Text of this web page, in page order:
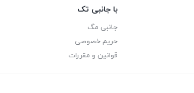
با جانبی تک
جانبی مگ
حریم خصوصی
قوانین و مقررات